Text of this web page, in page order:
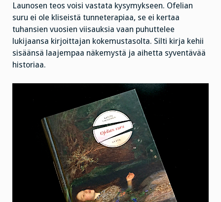
Launosen teos voisi vastata kysymykseen. Ofelian
suru ei ole kliseistä tunneterapiaa, se ei kertaa
tuhansien vuosien viisauksia vaan puhuttelee
lukijaansa kirjoittajan kokemustasolta. Silti kirja kehii
sisäänsä laajempaa näkemystä ja aihetta syventävää
historiaa.